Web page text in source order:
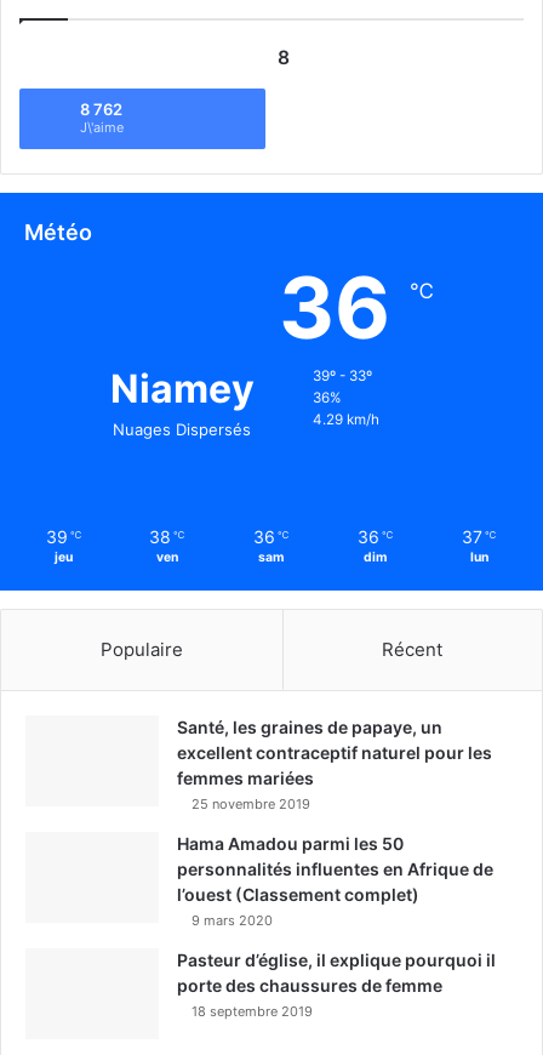
8
8 762
J\'aime
Météo
Niamey
Nuages Dispersés
36 ℃
39º - 33º
36%
4.29 km/h
39 ℃
jeu
38 ℃
ven
36 ℃
sam
36 ℃
dim
37 ℃
lun
Populaire Récent
Santé, les graines de papaye, un
excellent contraceptif naturel pour les
femmes mariées
25 novembre 2019
Hama Amadou parmi les 50
personnalités influentes en Afrique de
l’ouest (Classement complet)
9 mars 2020
Pasteur d’église, il explique pourquoi il
porte des chaussures de femme
18 septembre 2019